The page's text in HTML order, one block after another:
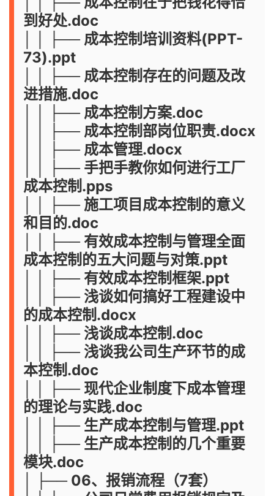
到好处.doc
│ │ ├── 成本控制培训资料(PPT-
73).ppt
│ │ ├── 成本控制存在的问题及改
进措施.doc
│ │ ├── 成本控制方案.doc
│ │ ├── 成本控制部岗位职责.docx
│ │ ├── 成本管理.docx
│ │ ├── 手把手教你如何进行工厂
成本控制.pps
│ │ ├── 施工项目成本控制的意义
和目的.doc
│ │ ├── 有效成本控制与管理全面
成本控制的五大问题与对策.ppt
│ │ ├── 有效成本控制框架.ppt
│ │ ├── 浅谈如何搞好工程建设中
的成本控制.docx
│ │ ├── 浅谈成本控制.doc
│ │ ├── 浅谈我公司生产环节的成
本控制.doc
│ │ ├── 现代企业制度下成本管理
的理论与实践.doc
│ │ ├── 生产成本控制与管理.ppt
│ │ ├── 生产成本控制的几个重要
模块.doc
│ ├── 06、报销流程（7套）